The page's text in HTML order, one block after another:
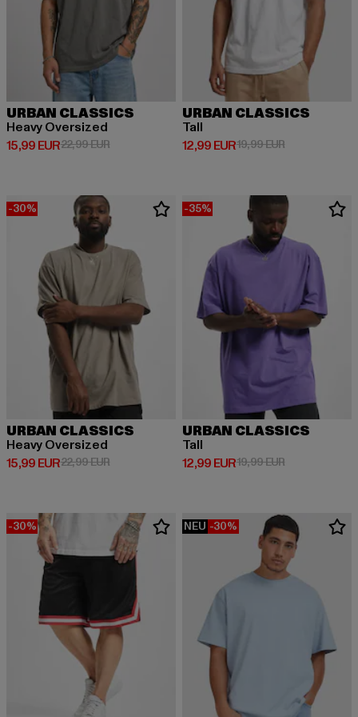
URBAN CLASSICS
Heavy Oversized
15,99 EUR
Derzeitiger Preis: 15,99 EUR
22,99 EURAktionspreis: 22,99 EUR
URBAN CLASSICS
Tall
12,99 EUR
Derzeitiger Preis: 12,99 EUR
19,99 EURAktionspreis:
-30%
URBAN CLASSICS
Heavy Oversized
15,99 EUR
Derzeitiger Preis: 15,99 EUR
22,99 EURAktionspreis: 22,99 EUR
-35%
URBAN CLASSICS
Tall
12,99 EUR
Derzeitiger Preis: 12,99 EUR
19,99 EURAktionspreis:
-30% NEU -30%